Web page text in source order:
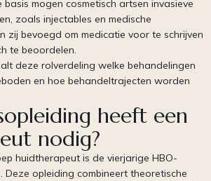
basis mogen cosmetisch artsen invasieve
zoals injectables en medische
zij bevoegd om medicatie voor te schrijven
te beoordelen.
deze rolverdeling welke behandelingen
en hoe behandeltrajecten worden
heeft een
nodig?
huidtherapeut is de vierjarige HBO-
Deze opleiding combineert theoretische